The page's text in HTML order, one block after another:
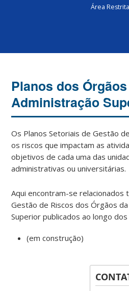
Área Restrita
Planos dos
Administração
Os Planos Setoriais de Gestão
os riscos que impactam as
objetivos de cada uma das
administrativas ou universitárias.
Aqui encontram-se relacionados
Gestão de Riscos dos Órgãos
Superior publicados ao longo dos
(em construção)